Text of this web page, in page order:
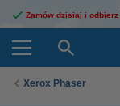
Zamów dzisiaj i
Xerox Phaser